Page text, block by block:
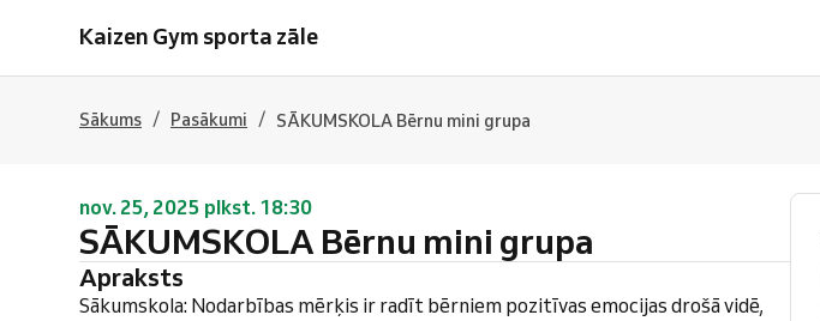
Kaizen Gym sporta zāle
Sākums / Pasākumi / SĀKUMSKOLA Bērnu mini grupa
nov. 25, 2025 plkst. 18:30
SĀKUMSKOLA Bērnu mini grupa
Apraksts
Sākumskola: Nodarbības mērķis ir radīt bērniem pozitīvas emocijas drošā vidē,